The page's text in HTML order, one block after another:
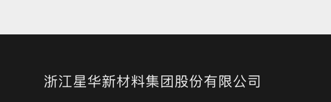
浙江星华新材料集团股份有限公司